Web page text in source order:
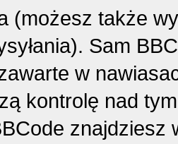
(możesz także
Sam
w
kontrolę nad